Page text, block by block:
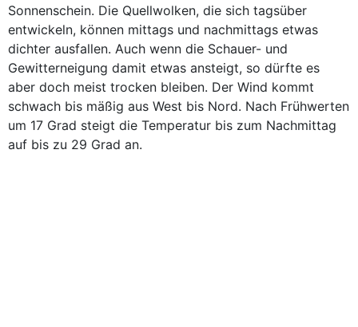
Sonnenschein. Die Quellwolken, die sich tagsüber
entwickeln, können mittags und nachmittags etwas
dichter ausfallen. Auch wenn die Schauer- und
Gewitterneigung damit etwas ansteigt, so dürfte es
aber doch meist trocken bleiben. Der Wind kommt
schwach bis mäßig aus West bis Nord. Nach Frühwerten
um 17 Grad steigt die Temperatur bis zum Nachmittag
auf bis zu 29 Grad an.